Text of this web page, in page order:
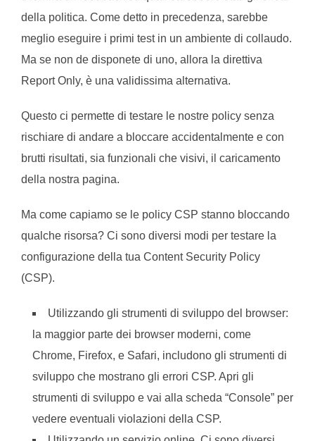
della politica. Come detto in precedenza, sarebbe
meglio eseguire i primi test in un ambiente di collaudo.
Ma se non de disponete di uno, allora la direttiva
Report Only, è una validissima alternativa.
Questo ci permette di testare le nostre policy senza
rischiare di andare a bloccare accidentalmente e con
brutti risultati, sia funzionali che visivi, il caricamento
della nostra pagina.
Ma come capiamo se le policy CSP stanno bloccando
qualche risorsa? Ci sono diversi modi per testare la
configurazione della tua Content Security Policy
(CSP).
Utilizzando gli strumenti di sviluppo del browser:
la maggior parte dei browser moderni, come
Chrome, Firefox, e Safari, includono gli strumenti di
sviluppo che mostrano gli errori CSP. Apri gli
strumenti di sviluppo e vai alla scheda “Console” per
vedere eventuali violazioni della CSP.